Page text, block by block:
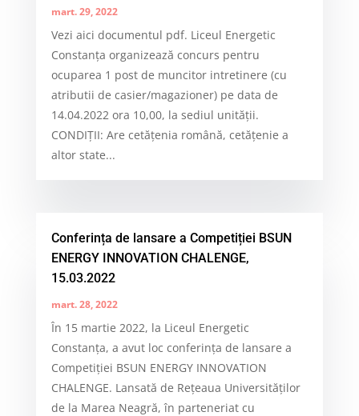
mart. 29, 2022
Vezi aici documentul pdf. Liceul Energetic
Constanța organizează concurs pentru
ocuparea 1 post de muncitor intretinere (cu
atributii de casier/magazioner) pe data de
14.04.2022 ora 10,00, la sediul unităţii.
CONDIŢII: Are cetăţenia română, cetăţenie a
altor state...
Conferința de lansare a Competiției BSUN
ENERGY INNOVATION CHALENGE,
15.03.2022
mart. 28, 2022
În 15 martie 2022, la Liceul Energetic
Constanța, a avut loc conferința de lansare a
Competiției BSUN ENERGY INNOVATION
CHALENGE. Lansată de Rețeaua Universităților
de la Marea Neagră, în parteneriat cu